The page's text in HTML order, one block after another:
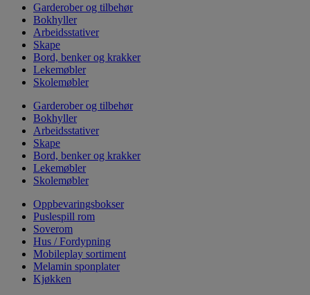
Garderober og tilbehør
Bokhyller
Arbeidsstativer
Skape
Bord, benker og krakker
Lekemøbler
Skolemøbler
Garderober og tilbehør
Bokhyller
Arbeidsstativer
Skape
Bord, benker og krakker
Lekemøbler
Skolemøbler
Oppbevaringsbokser
Puslespill rom
Soverom
Hus / Fordypning
Mobileplay sortiment
Melamin sponplater
Kjøkken